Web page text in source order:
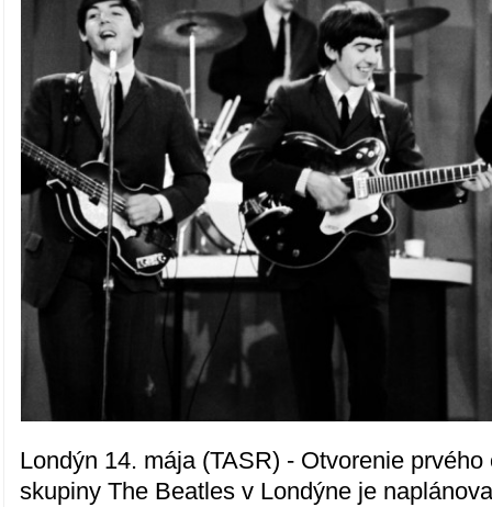
Londýn 14. mája (TASR) - Otvorenie
skupiny The Beatles v Londýne je